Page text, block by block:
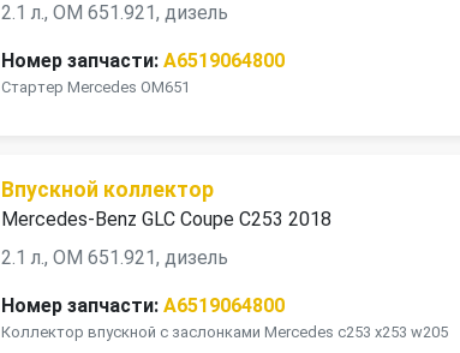
2.1 л., OM 651.921, дизель
Номер запчасти: A6519064800
Стартер Mercedes OM651
Впускной коллектор
Mercedes-Benz GLC Coupe C253 2018
2.1 л., OM 651.921, дизель
Номер запчасти: A6519064800
Коллектор впускной с заслонками Mercedes c253 x253 w205